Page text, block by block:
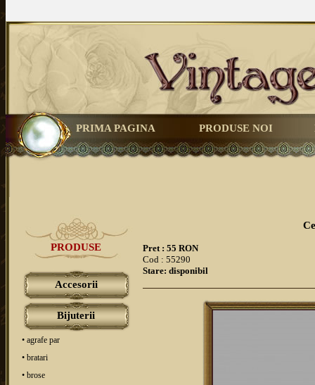
PRIMA PAGINA PRODUSE NOI
PRODUSE
Accesorii
Bijuterii
• agrafe par
• bratari
• brose
Pret : 55 RON
Cod : 55290
Stare: disponibil